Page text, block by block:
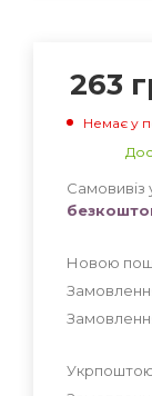
263
Немає у
Самовивіз
Новою
Укрпоштою